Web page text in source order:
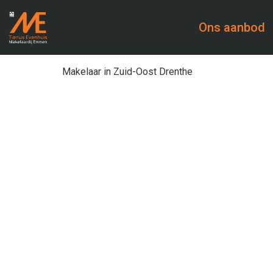
Ons aanbod
Makelaar in Zuid-Oost Drenthe